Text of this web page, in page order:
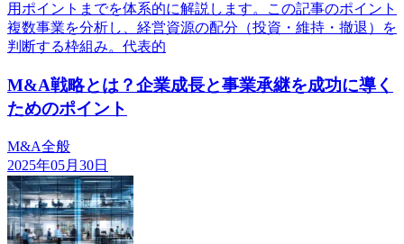
用ポイントまでを体系的に解説します。この記事のポイント
複数事業を分析し、経営資源の配分（投資・維持・撤退）を
判断する枠組み。代表的
M&A戦略とは？企業成長と事業承継を成功に導く
ためのポイント
M&A全般
2025年05月30日